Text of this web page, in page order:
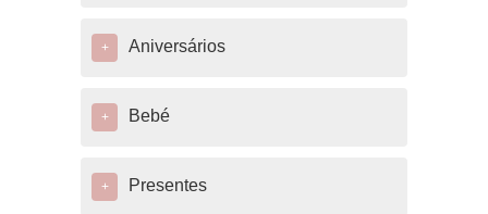
+ Aniversários
+ Bebé
+ Presentes